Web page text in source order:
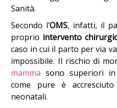
Sanità.
Secondo l’OMS, infatti, il
proprio intervento
caso in cui il parto per via
impossibile. Il rischio di
mamma sono superiori
come pure è
neonatali.